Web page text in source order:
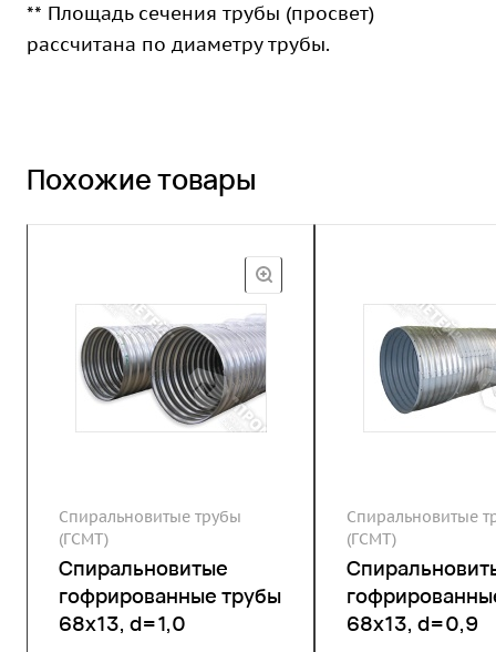
** Площадь сечения трубы (просвет)
рассчитана по диаметру трубы.
Похожие товары
Спиральновитые трубы
(ГСМТ)
Спиральновитые
гофрированные трубы
68х13, d=1,0
Спиральновитые
(ГСМТ)
68х13, d=0,9